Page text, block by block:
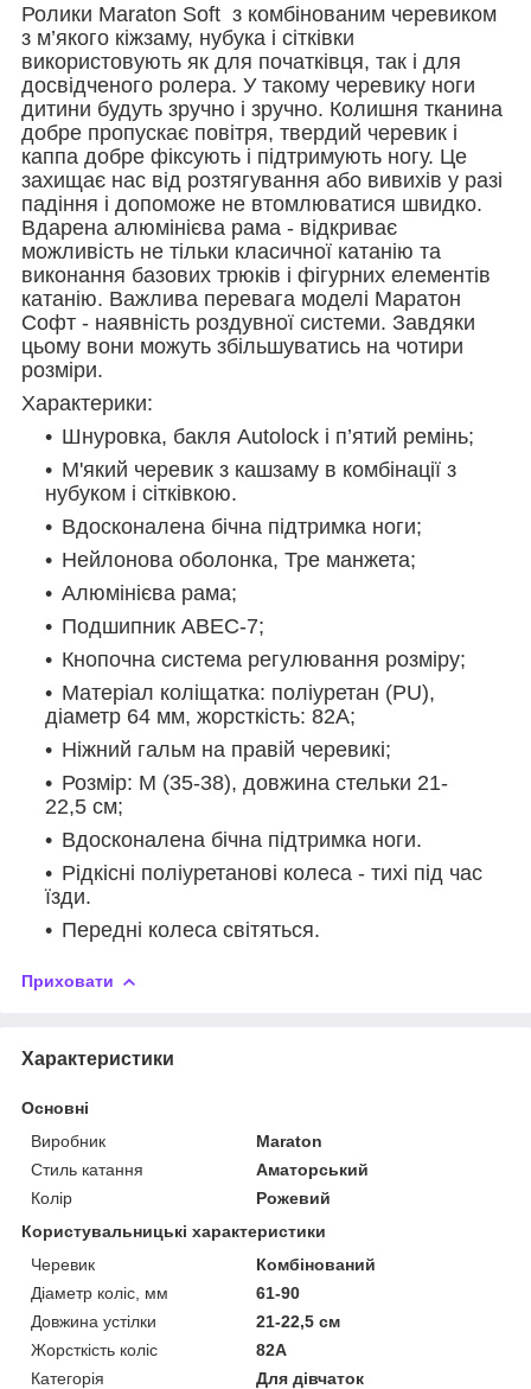
Ролики Maraton Soft з комбінованим черевиком
з м’якого кіжзаму, нубука і сітківки
використовують як для початківця, так і для
досвідченого ролера. У такому черевику ноги
дитини будуть зручно і зручно. Колишня тканина
добре пропускає повітря, твердий черевик і
каппа добре фіксують і підтримують ногу. Це
захищає нас від розтягування або вивихів у разі
падіння і допоможе не втомлюватися швидко.
Вдарена алюмінієва рама - відкриває
можливість не тільки класичної катанію та
виконання базових трюків і фігурних елементів
катанію. Важлива перевага моделі Маратон
Софт - наявність роздувної системи. Завдяки
цьому вони можуть збільшуватись на чотири
розміри.
Характерики:
Шнуровка, бакля Autolock і п’ятий ремінь;
М'який черевик з кашзаму в комбінації з
нубуком і сітківкою.
Вдосконалена бічна підтримка ноги;
Нейлонова оболонка, Тре манжета;
Алюмінієва рама;
Подшипник ABEC-7;
Кнопочна система регулювання розміру;
Матеріал коліщатка: поліуретан (PU),
діаметр 64 мм, жорсткість: 82А;
Ніжний гальм на правій черевикі;
Розмір: M (35-38), довжина стельки 21-
22,5 см;
Вдосконалена бічна підтримка ноги.
Рідкісні поліуретанові колеса - тихі під час
їзди.
Передні колеса світяться.
Приховати
Характеристики
Основні
Виробник
Maraton
Стиль катання
Аматорський
Колір
Рожевий
Користувальницькі характеристики
Черевик
Комбінований
Діаметр коліс, мм
61-90
Довжина устілки
21-22,5 см
Жорсткість коліс
82A
Категорія
Для дівчаток